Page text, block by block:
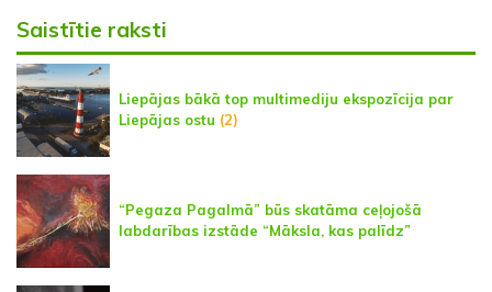
Saistītie raksti
Liepājas bākā top multimediju ekspozīcija par
Liepājas ostu (2)
“Pegaza Pagalmā” būs skatāma ceļojošā
labdarības izstāde “Māksla, kas palīdz”